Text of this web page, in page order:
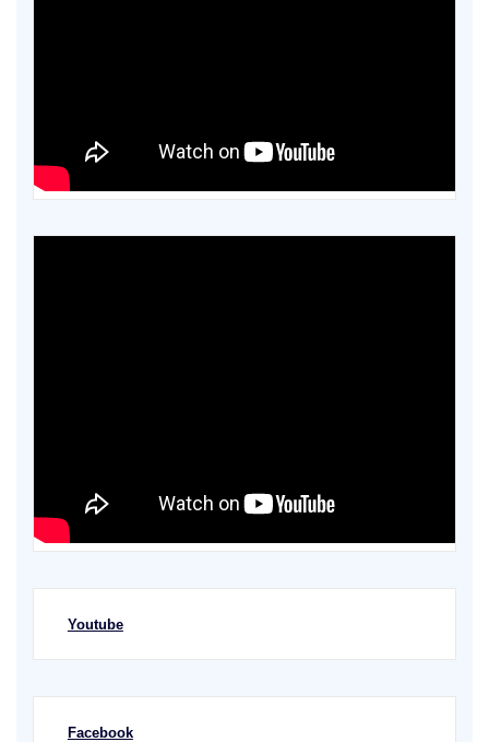
Youtube
Facebook